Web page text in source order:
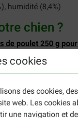
cookies
des cookies,
web. Les cookies
une navigation et
humidité (8,4%)
chien ?
de poulet 250 g
Friandises naturelles